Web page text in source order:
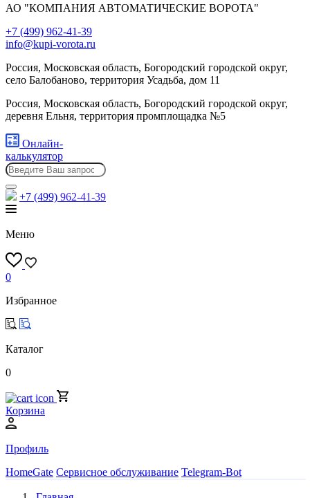
АО "КОМПАНИЯ АВТОМАТИЧЕСКИЕ ВОРОТА"
+7 (499) 962-41-39
info@kupi-vorota.ru
Россия, Московская область, Богородский городской округ,
село Балобаново, территория Усадьба, дом 11
Россия, Московская область, Богородский городской округ,
деревня Ельня, территория промплощадка №5
Онлайн-
калькулятор
+7 (499) 962-41-39
Меню
0
Избранное
Каталог
0
Корзина
Профиль
HomeGate Сервисное обслуживание Telegram-Bot